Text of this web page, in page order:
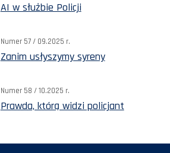
AI w służbie Policji
Numer 57 / 09.2025 r.
Zanim usłyszymy syreny
Numer 58 / 10.2025 r.
Prawda, którą widzi policjant